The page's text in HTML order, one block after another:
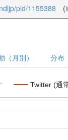
pid/1155388 (
（月別） 分布
Twitter (通